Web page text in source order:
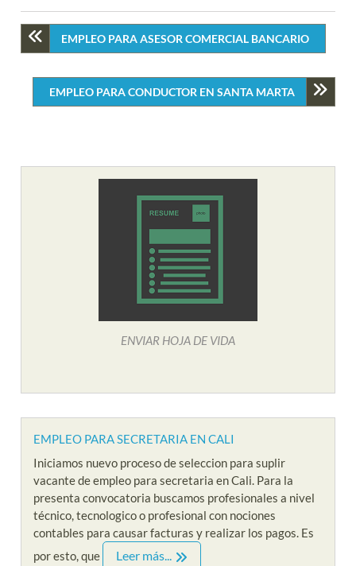
EMPLEO PARA ASESOR COMERCIAL BANCARIO
EMPLEO PARA CONDUCTOR EN SANTA MARTA
ENVIAR HOJA DE VIDA
EMPLEO PARA SECRETARIA EN CALI
Iniciamos nuevo proceso de seleccion para suplir
vacante de empleo para secretaria en Cali. Para la
presenta convocatoria buscamos profesionales a nivel
técnico, tecnologico o profesional con nociones
contables para causar facturas y realizar los pagos. Es
por esto, que
Leer más...